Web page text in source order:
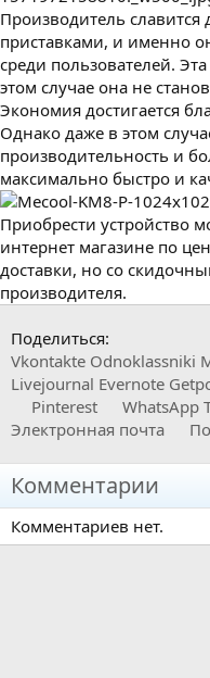
Производитель
приставками, и именно
среди пользователей.
этом случае она не
Экономия достигается
Однако даже в этом
производительность и
максимально быстро и
Приобрести устройство
интернет магазине по
доставки, но со
производителя.
Поделиться:
Vkontakte Odnoklassniki
Livejournal Evernote
Pinterest
WhatsApp
Электронная почта
Комментарии
Комментариев нет.